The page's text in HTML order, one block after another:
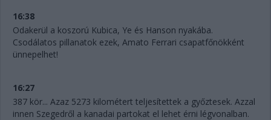
16:38
Odakerül a koszorú Kubica, Ye és Hanson nyakába.
Csodálatos pillanatok ezek, Amato Ferrari csapatfőnökként
ünnepelhet!
16:27
387 kör... Azaz 5273 kilométert teljesítettek a győztesek. Azzal
innen Szegedről a kanadai partokat el lehet érni légvonalban.